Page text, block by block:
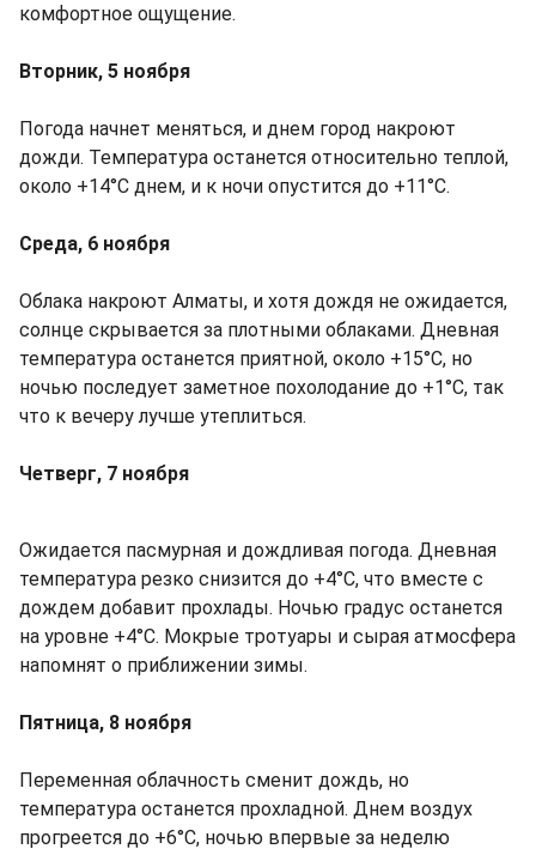
комфортное ощущение.
Вторник, 5 ноября
Погода начнет меняться, и днем город накроют
дожди. Температура останется относительно теплой,
около +14°C днем, и к ночи опустится до +11°C.
Среда, 6 ноября
Облака накроют Алматы, и хотя дождя не ожидается,
солнце скрывается за плотными облаками. Дневная
температура останется приятной, около +15°C, но
ночью последует заметное похолодание до +1°C, так
что к вечеру лучше утеплиться.
Четверг, 7 ноября
Ожидается пасмурная и дождливая погода. Дневная
температура резко снизится до +4°C, что вместе с
дождем добавит прохлады. Ночью градус останется
на уровне +4°C. Мокрые тротуары и сырая атмосфера
напомнят о приближении зимы.
Пятница, 8 ноября
Переменная облачность сменит дождь, но
температура останется прохладной. Днем воздух
прогреется до +6°C, ночью впервые за неделю